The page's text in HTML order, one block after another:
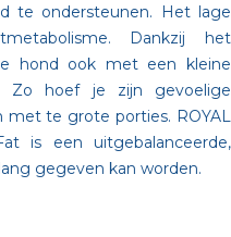
te ondersteunen. Het lage
Dankzij het
hond ook met een kleine
Zo hoef je zijn gevoelige
met te grote porties. ROYAL
is een uitgebalanceerde,
gegeven kan worden.